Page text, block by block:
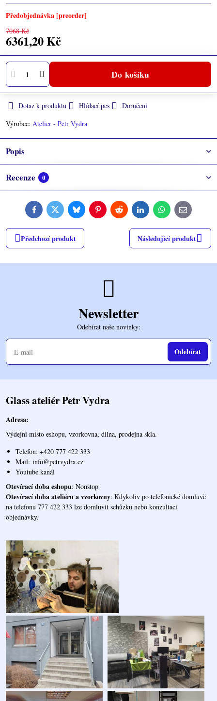
Předobjednávka [preorder]
7068 Kč
6361,20 Kč
Do košíku
Dotaz k produktu Hlídací pes
Doručení
Výrobce: Atelier - Petr Vydra
Popis
Recenze 0
FacebookTwitterBlueskyPinterestReddit LinkedInWhatsApp
E-
mail
Předchozí produkt Následující produkt
Newsletter
Odebírat naše novinky:
Odebírat
Glass ateliér Petr Vydra
Adresa:
Výdejní místo eshopu, vzorkovna, dílna, prodejna skla.
Telefon: +420 777 422 333
Mail: info@petrvydra.cz
Youtube kanál
Otevírací doba eshopu: Nonstop
Otevírací doba ateliéru a vzorkovny: Kdykoliv po telefonické domluvě
na telefonu 777 422 333 lze domluvit schůzku nebo konzultaci
objednávky.